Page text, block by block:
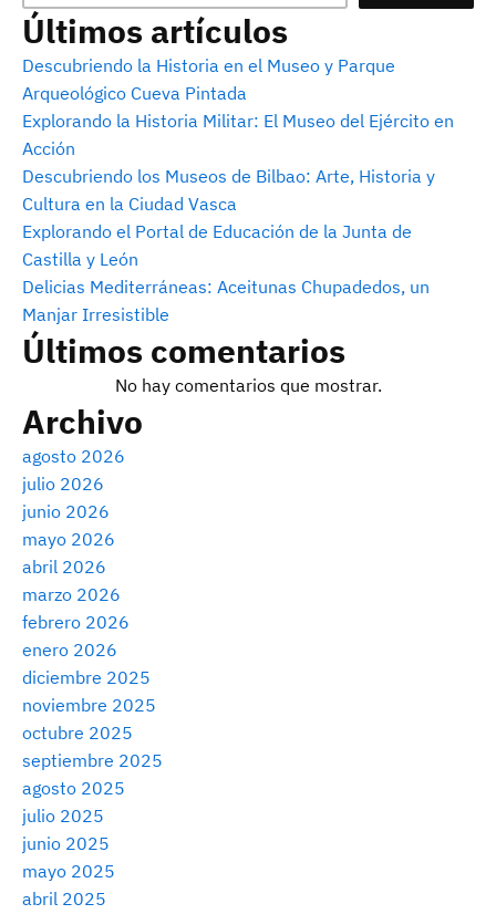
Últimos artículos
Descubriendo la Historia en el Museo y Parque
Arqueológico Cueva Pintada
Explorando la Historia Militar: El Museo del Ejército en
Acción
Descubriendo los Museos de Bilbao: Arte, Historia y
Cultura en la Ciudad Vasca
Explorando el Portal de Educación de la Junta de
Castilla y León
Delicias Mediterráneas: Aceitunas Chupadedos, un
Manjar Irresistible
Últimos comentarios
No hay comentarios que mostrar.
Archivo
agosto 2026
julio 2026
junio 2026
mayo 2026
abril 2026
marzo 2026
febrero 2026
enero 2026
diciembre 2025
noviembre 2025
octubre 2025
septiembre 2025
agosto 2025
julio 2025
junio 2025
mayo 2025
abril 2025